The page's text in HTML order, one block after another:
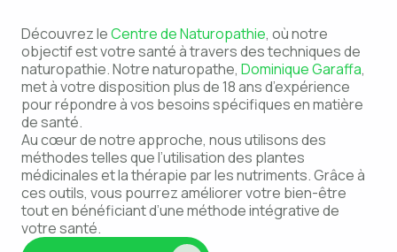
Découvrez leCentre de Naturopathie, où notre
objectif est votre santé à travers des techniques de
naturopathie. Notre naturopathe, Dominique Garaffa,
met à votre disposition plus de 18 ans d’expérience
pour répondre à vos besoins spécifiques en matière
de santé.
Au cœur de notre approche, nous utilisons des
méthodes telles que l’utilisation des plantes
médicinales et la thérapie par les nutriments. Grâce à
ces outils, vous pourrez améliorer votre bien-être
tout en bénéficiant d’une méthode intégrative de
votre santé.